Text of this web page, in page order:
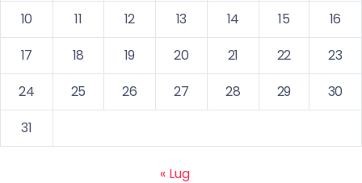
10
11 12 13 14 15
16
17
18 19 20 21 22
23
24
25 26 27 28 29
30
31
« Lug